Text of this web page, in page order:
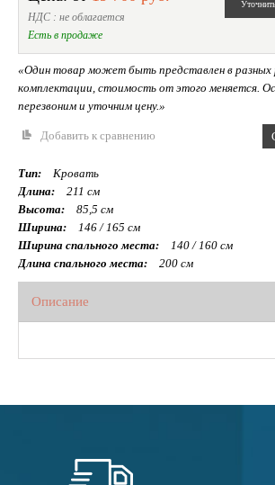
НДС : не облагается
Есть в продаже
«Один товар может быть представлен в разных
комплектации, стоимость от этого меняется.
перезвоним и уточним цену.»
Добавить к сравнению
Тип:
Кровать
Длина:
211 см
Высота:
85,5 см
Ширина:
146 / 165 см
Ширина спального места:
140 / 160 см
Длина спального места:
200 см
Описание